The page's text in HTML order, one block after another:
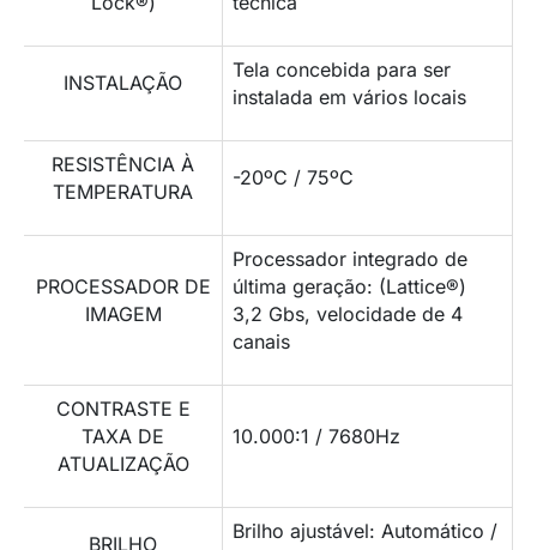
INSTALAÇÃO
Tela concebida para ser
instalada em vários locais
RESISTÊNCIA À
TEMPERATURA
-20ºC / 75ºC
PROCESSADOR DE
IMAGEM
Processador integrado de
última geração: (Lattice®)
3,2 Gbs, velocidade de 4
canais
CONTRASTE E
TAXA DE
ATUALIZAÇÃO
10.000:1 / 7680Hz
BRILHO
Brilho ajustável: Automático /